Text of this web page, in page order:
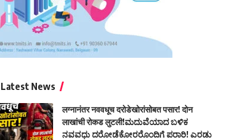
Latest News
लग्नानंतर नववधूच दरोडेखोरांसोबत पसार! दोन
लाखांची रोकड लुटली!ಮದುವೆಯಾದ ಬಳಿಕ
ನವವಧು ದರೋಡೆಕೋರರೊಂದಿಗೆ ಪರಾರಿ! ಎರಡು